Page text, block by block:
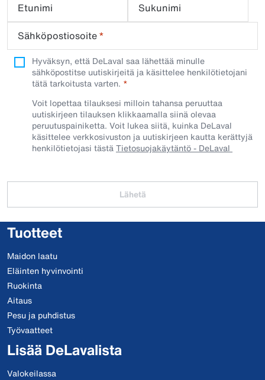
Etunimi
Sukunimi
Sähköpostiosoite*
Hyväksyn, että DeLaval saa lähettää minulle
sähköpostitse uutiskirjeitä ja käsittelee henkilötietojani
tätä tarkoitusta varten.
Voit lopettaa tilauksesi milloin tahansa peruuttaa
uutiskirjeen tilauksen klikkaamalla siinä olevaa
peruutuspainiketta. Voit lukea siitä, kuinka DeLaval
käsittelee verkkosivuston ja uutiskirjeen kautta kerättyjä
henkilötietojasi tästäTietosuojakäytäntö - DeLaval
Lähetä
Tuotteet
Maidon laatu
Eläinten hyvinvointi
Ruokinta
Aitaus
Pesu ja puhdistus
Työvaatteet
Lisää DeLavalista
Valokeilassa